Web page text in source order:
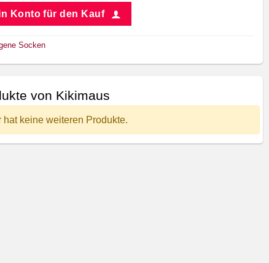
Konto für den Kauf
Socken
von Kikimaus
hat keine weiteren Produkte.